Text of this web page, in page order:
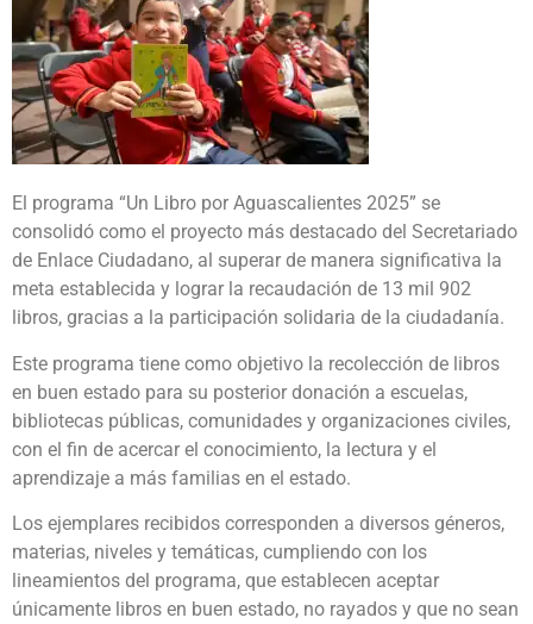
El programa “Un Libro por Aguascalientes 2025” se
consolidó como el proyecto más destacado del Secretariado
de Enlace Ciudadano, al superar de manera significativa la
meta establecida y lograr la recaudación de 13 mil 902
libros, gracias a la participación solidaria de la ciudadanía.
Este programa tiene como objetivo la recolección de libros
en buen estado para su posterior donación a escuelas,
bibliotecas públicas, comunidades y organizaciones civiles,
con el fin de acercar el conocimiento, la lectura y el
aprendizaje a más familias en el estado.
Los ejemplares recibidos corresponden a diversos géneros,
materias, niveles y temáticas, cumpliendo con los
lineamientos del programa, que establecen aceptar
únicamente libros en buen estado, no rayados y que no sean